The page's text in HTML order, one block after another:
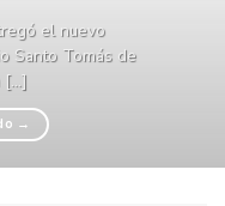
el nuevo
Santo Tomás de
→